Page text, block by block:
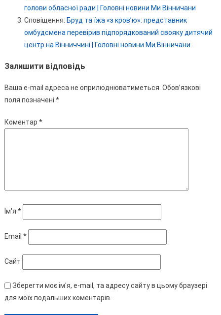
голови обласної ради | Головні новини Ми Вінничани
Сповіщення: Бруд та їжа «з кров’ю»: представник
омбудсмена перевірив підпорядкований свояку дитячий
центр на Вінниччині | Головні новини Ми Вінничани
Залишити відповідь
Ваша e-mail адреса не оприлюднюватиметься. Обов’язкові
поля позначені *
Коментар *
Ім'я *
Email *
Сайт
Зберегти моє ім'я, e-mail, та адресу сайту в цьому браузері
для моїх подальших коментарів.